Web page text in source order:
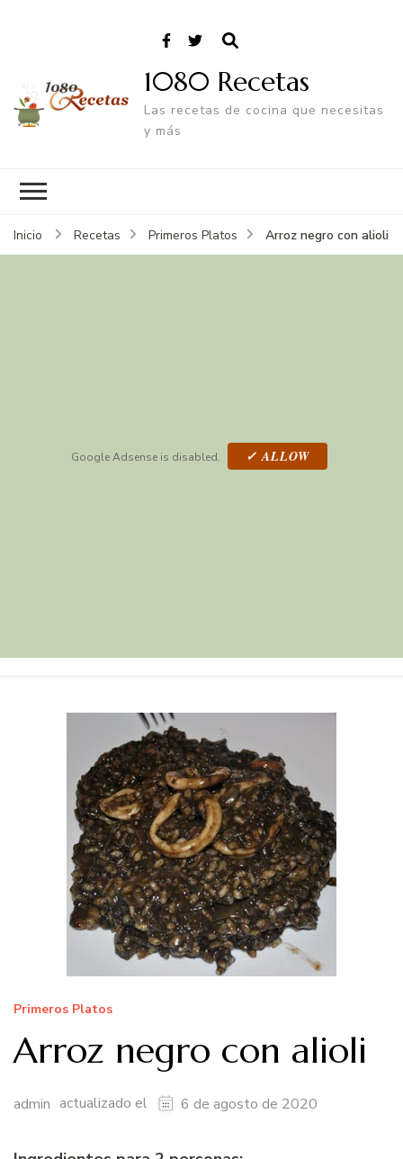
1080 Recetas
Las recetas de cocina que necesitas
y más
Inicio Recetas Primeros Platos Arroz negro con alioli
Google Adsense is disabled. ✓ ALLOW
Primeros Platos
Arroz negro con alioli
admin actualizado el 6 de agosto de 2020